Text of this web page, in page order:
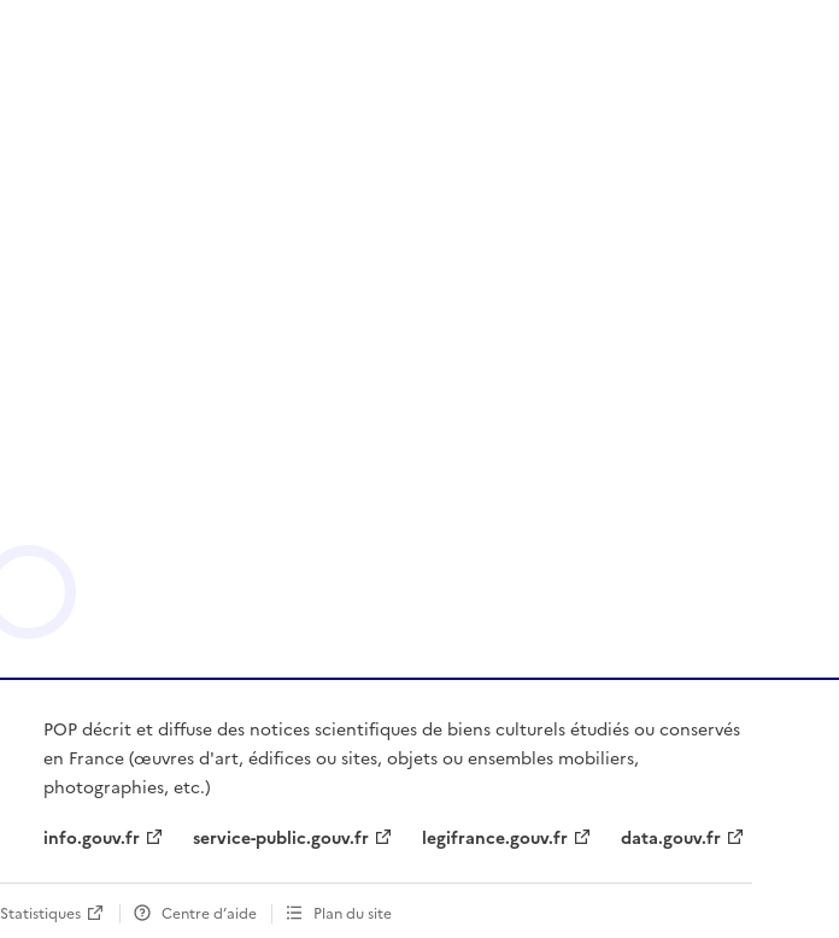
POP décrit et diffuse des notices scientifiques de biens culturels étudiés ou conservés
en France (œuvres d'art, édifices ou sites, objets ou ensembles mobiliers,
photographies, etc.)
info.gouv.fr
service-public.gouv.fr legifrance.gouv.fr data.gouv.fr
Statistiques Centre d’aide Plan du site